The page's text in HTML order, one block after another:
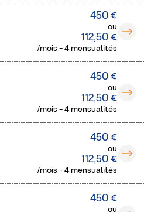
450 €
ou
112,50 €
/mois - 4 mensualités
450 €
ou
112,50 €
/mois - 4 mensualités
450 €
ou
112,50 €
/mois - 4 mensualités
450 €
ou